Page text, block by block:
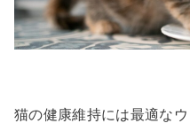
猫の健康維持には最適な